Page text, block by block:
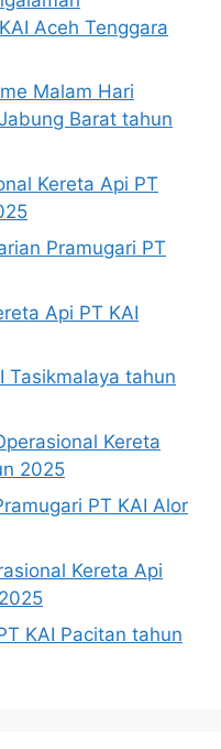
Aceh Tenggara
Malam Hari
Barat tahun
Kereta Api PT
Pramugari PT
Api PT KAI
Tasikmalaya tahun
Kereta
2025
PT KAI Alor
Kereta Api
KAI Pacitan tahun